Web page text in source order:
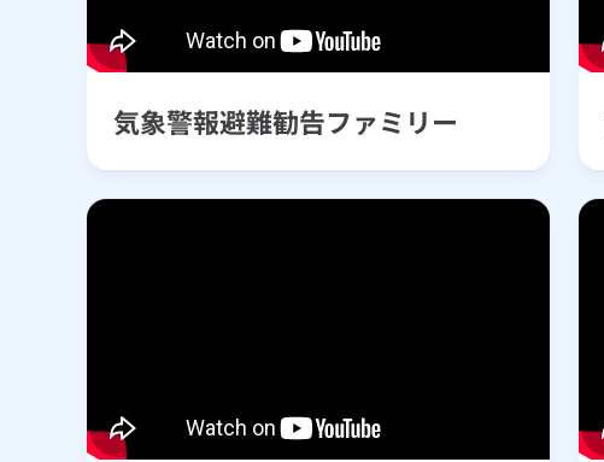
気象警報避難勧告ファミリー